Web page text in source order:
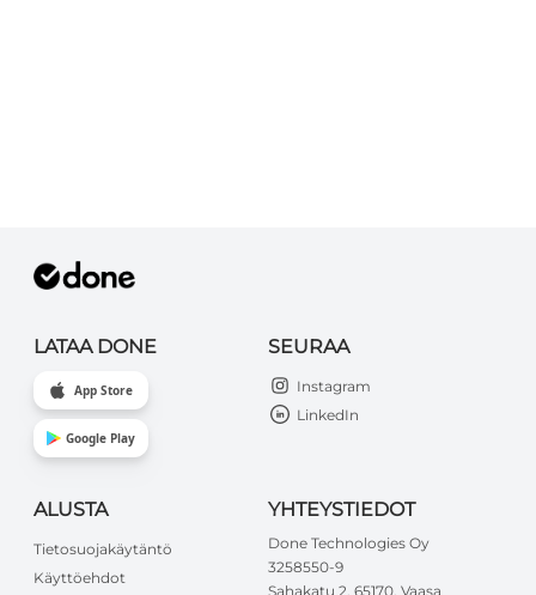
LATAA DONE
App Store
Google Play
SEURAA
Instagram
LinkedIn
ALUSTA
Tietosuojakäytäntö
Käyttöehdot
YHTEYSTIEDOT
Done Technologies Oy
3258550-9
Sahakatu 2, 65170, Vaasa